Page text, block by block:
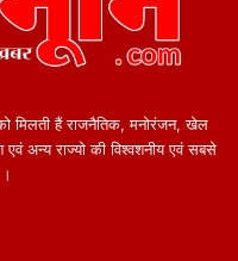
मिलती हैं राजनैतिक, मनोरंजन, खेल
एवं अन्य राज्यो की विश्वशनीय एवं सबसे